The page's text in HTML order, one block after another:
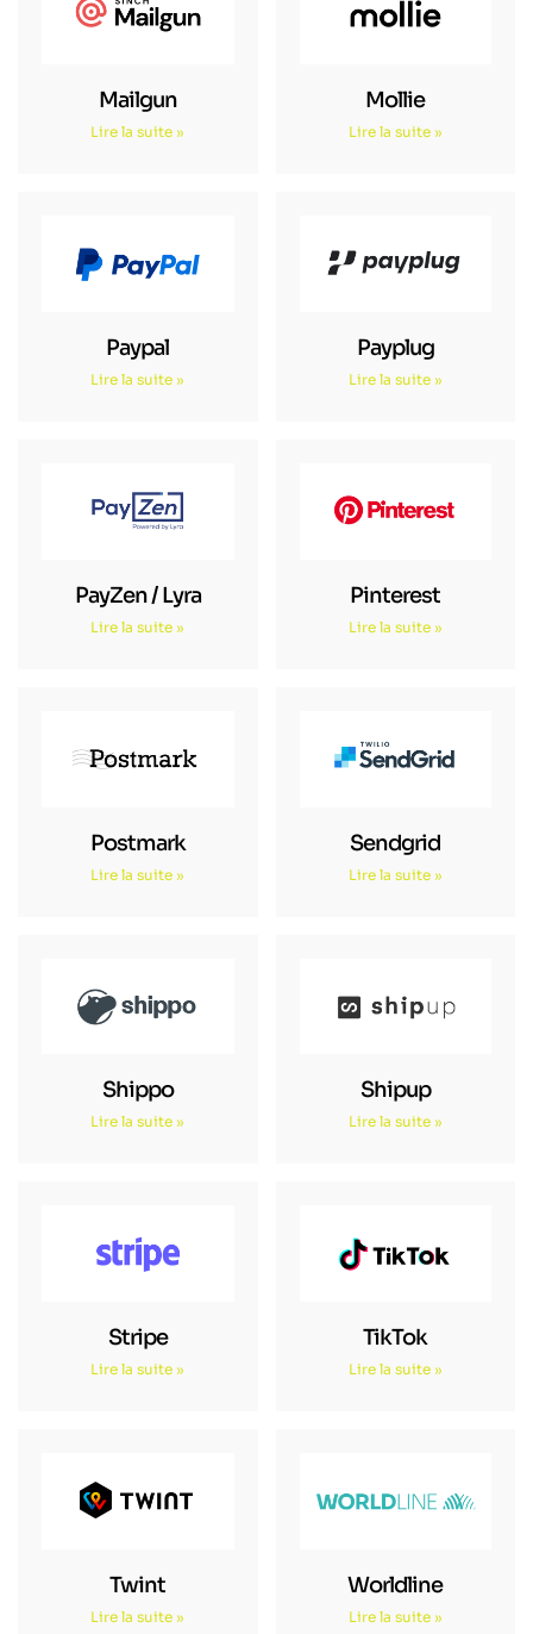
Mailgun
Lire la suite »
Mollie
Lire la suite »
Paypal
Lire la suite »
Payplug
Lire la suite »
PayZen / Lyra
Lire la suite »
Pinterest
Lire la suite »
Postmark
Lire la suite »
Sendgrid
Lire la suite »
Shippo
Lire la suite »
Shipup
Lire la suite »
Stripe
Lire la suite »
TikTok
Lire la suite »
Twint
Lire la suite »
Worldline
Lire la suite »